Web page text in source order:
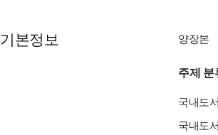
기본정보 양장본
주제 분
국내도
국내도